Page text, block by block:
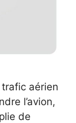
aérien
l’avion,
de